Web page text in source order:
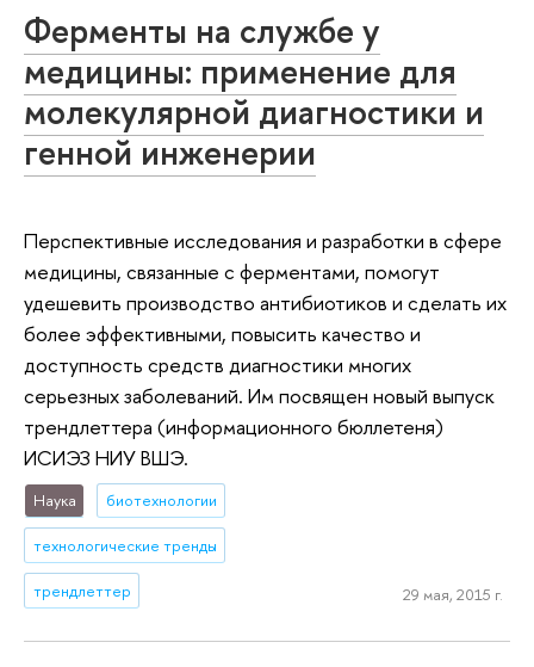
Ферменты на службе у
медицины: применение для
молекулярной диагностики и
генной инженерии
Перспективные исследования и разработки в сфере
медицины, связанные с ферментами, помогут
удешевить производство антибиотиков и сделать их
более эффективными, повысить качество и
доступность средств диагностики многих
серьезных заболеваний. Им посвящен новый выпуск
трендлеттера (информационного бюллетеня)
ИСИЭЗ НИУ ВШЭ.
Наука биотехнологии
технологические тренды
трендлеттер 29 мая, 2015 г.